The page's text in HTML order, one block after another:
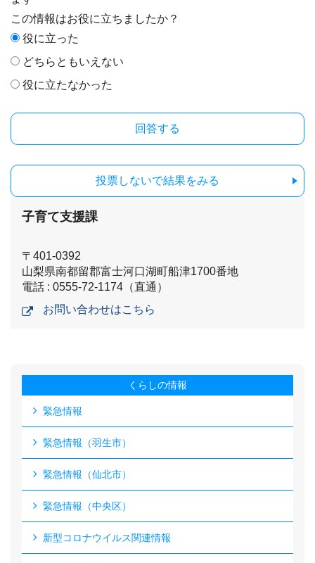
この情報はお役に立ちましたか？
役に立った
どちらともいえない
役に立たなかった
投票しないで結果をみる
子育て支援課
〒401-0392
山梨県南都留郡富士河口湖町船津1700番地
電話 : 0555-72-1174（直通）
お問い合わせはこちら
くらしの情報
緊急情報
緊急情報（羽生市）
緊急情報（仙北市）
緊急情報（中央区）
新型コロナウイルス関連情報